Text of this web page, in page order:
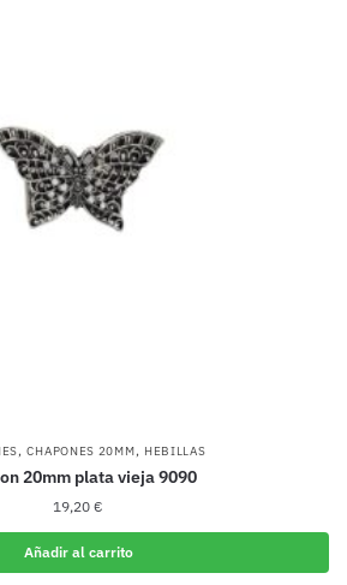
,CHAPONES 20MM, HEBILLAS
20mm plata vieja 9090
19,20 €
Añadir al carrito